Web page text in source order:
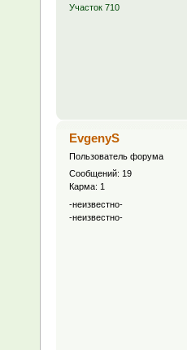
Участок 710
EvgenyS
Пользователь форума
Сообщений: 19
Карма: 1
-неизвестно-
-неизвестно-